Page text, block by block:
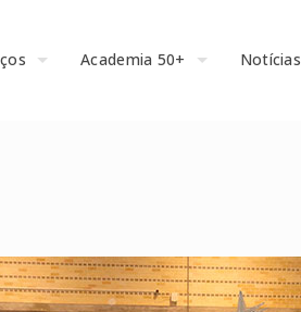
Academia 50+ Notícias